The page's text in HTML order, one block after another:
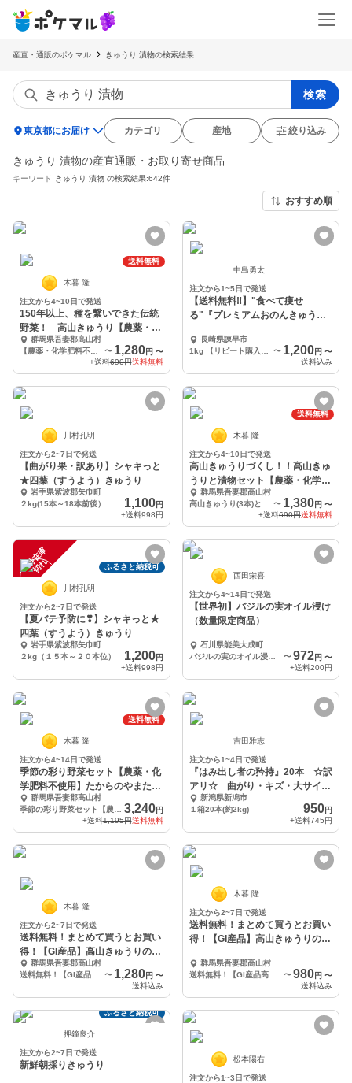
産直・通販のポケマル きゅうり 漬物の検索結果
検索
location_on東京都にお届け カテゴリ 産地 絞り込み
きゅうり 漬物の産直通販・お取り寄せ商品
キーワード きゅうり 漬物 の検索結果:642件
おすすめ順
送料無料
木暮 隆
注文から4~10日で発送
150年以上、種を繋いできた伝統
野菜！ 高山きゅうり【農薬・化
学肥料不使用】
群馬県吾妻郡高山村
〜 1,280円 〜
+送料690円送料無料
中島勇太
注文から1~5日で発送
【送料無料‼️】"食べて痩せ
る"『プレミアムおのんきゅう
長崎県諫早市
〜 1,200円 〜
送料込み
川村孔明
注文から2~7日で発送
【曲がり果・訳あり】シャキっと
★四葉（すうよう）きゅうり
岩手県紫波郡矢巾町
２kg(15本～18本前後）
1,100円
+送料998円
送料無料
木暮 隆
注文から4~10日で発送
高山きゅうりづくし！！高山きゅ
うりと漬物セット【農薬・化学肥
料不使用】
群馬県吾妻郡高山村
〜 1,380円 〜
+送料690円送料無料
一
時
在
庫
切
れ ふるさと納税可
川村孔明
注文から2~7日で発送
【夏バテ予防に❣】シャキっと★
四葉（すうよう）きゅうり
岩手県紫波郡矢巾町
２kg（１５本～２０本位）
1,200円
+送料998円
西田栄喜
注文から4~14日で発送
【世界初】バジルの実オイル浸け
（数量限定商品）
石川県能美大成町
バジルの実のオイル浸け35g×2
〜972円 〜
+送料200円
送料無料
木暮 隆
注文から4~14日で発送
季節の彩り野菜セット【農薬・化
学肥料不使用】たからのやまたか
やま群馬県吾妻郡高山村
3,240円
+送料1,195円送料無料
吉田雅志
注文から1~4日で発送
『はみ出し者の矜持』20本 ☆訳
アリ☆ 曲がり・キズ・大サイズ
きゅうり
新潟県新潟市
１箱20本(約2kg)
950円
+送料745円
木暮 隆
注文から2~7日で発送
送料無料！まとめて買うとお買い
得！【GI産品】高山きゅうりの漬
物セット販売
群馬県吾妻郡高山村
〜 1,280円 〜
送料込み
木暮 隆
注文から2~7日で発送
送料無料！まとめて買うとお買い
得！【GI産品】高山きゅうりの鉄
群馬県吾妻郡高山村
送料無料！【GI産品高山きゅうりを使用】高山きゅうりの鉄砲漬け
〜980円 〜
送料込み
ふるさと納税可
押鐘良介
注文から2~7日で発送
新鮮朝採りきゅうり
松本陽右
注文から1~3日で発送